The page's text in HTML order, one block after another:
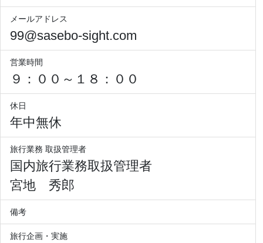
メールアドレス
99@sasebo-sight.com
営業時間
９：００～１８：００
休日
年中無休
旅行業務 取扱管理者
国内旅行業務取扱管理者
宮地 秀郎
備考
旅行企画・実施